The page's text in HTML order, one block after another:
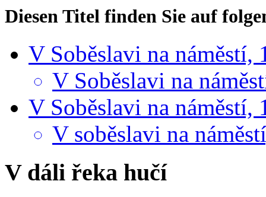
Diesen Titel finden Sie auf
V Soběslavi na
V Soběslavi na
V Soběslavi na
V soběslavi na
V dáli řeka hučí